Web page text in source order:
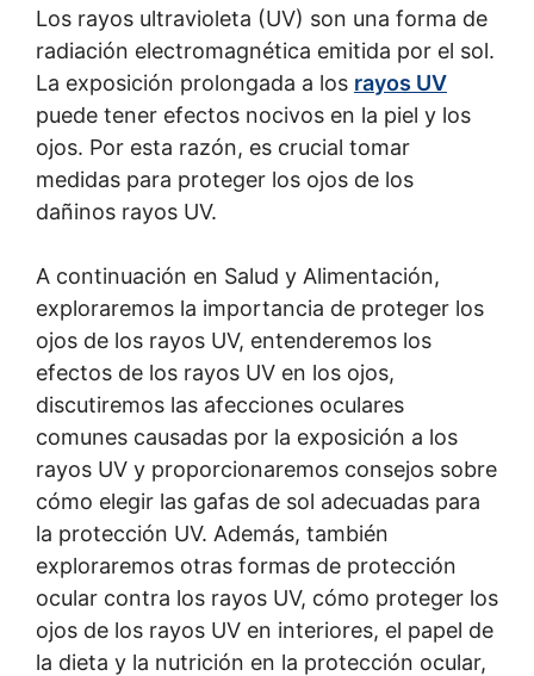
Los rayos ultravioleta (UV) son una forma de
radiación electromagnética emitida por el sol.
La exposición prolongada a los rayos UV
puede tener efectos nocivos en la piel y los
ojos. Por esta razón, es crucial tomar
medidas para proteger los ojos de los
dañinos rayos UV.
A continuación en Salud y Alimentación,
exploraremos la importancia de proteger los
ojos de los rayos UV, entenderemos los
efectos de los rayos UV en los ojos,
discutiremos las afecciones oculares
comunes causadas por la exposición a los
rayos UV y proporcionaremos consejos sobre
cómo elegir las gafas de sol adecuadas para
la protección UV. Además, también
exploraremos otras formas de protección
ocular contra los rayos UV, cómo proteger los
ojos de los rayos UV en interiores, el papel de
la dieta y la nutrición en la protección ocular,